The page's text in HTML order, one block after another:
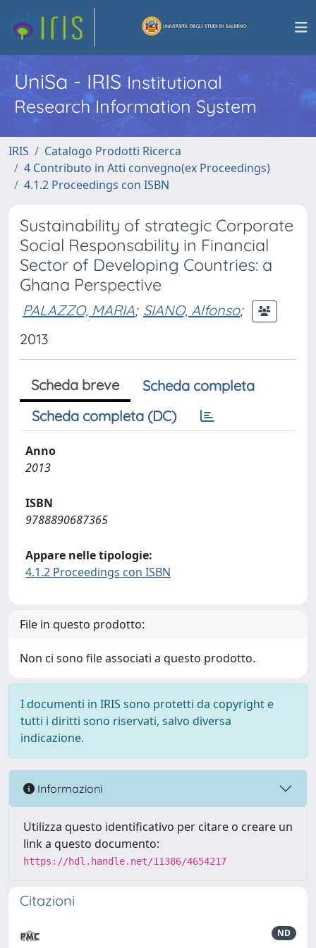
UniSa - IRISInstitutional
Research Information System
IRIS
Catalogo Prodotti Ricerca
4 Contributo in Atti convegno(ex Proceedings)
4.1.2 Proceedings con ISBN
Sustainability of strategic Corporate
Social Responsability in Financial
Sector of Developing Countries: a
Ghana Perspective
PALAZZO, MARIA; SIANO, Alfonso;
2013
Scheda breve
Scheda completa
Scheda completa (DC)
Anno
2013
ISBN
9788890687365
Appare nelle tipologie:
4.1.2 Proceedings con ISBN
File in questo prodotto:
Non ci sono file associati a questo prodotto.
I documenti in IRIS sono protetti da copyright e
tutti i diritti sono riservati, salvo diversa
indicazione.
Informazioni
Utilizza questo identificativo per citare o creare un
link a questo documento:
https://hdl.handle.net/11386/4654217
Citazioni
ND